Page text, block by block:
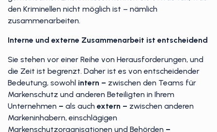
gemeinsamen Erkenntnissen können Sie etwas tun, was
den Kriminellen nicht möglich ist – nämlich
Sie stehen vor einer Reihe von Herausforderungen, und
die Zeit ist begrenzt. Daher ist es von entscheidender
Bedeutung, sowohl
intern –zwischen den Teams für
Markenschutz und anderen Beteiligten in Ihrem
Unternehmen
als auch extern –
Markeninhabern, einschlägigen